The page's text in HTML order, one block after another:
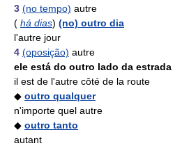
3 (no tempo) autre
( há dias) (no) outro dia
l'autre jour
4 (oposição) autre
ele está do outro lado da estrada
il est de l'autre côté de la route
◆ outro qualquer
n'importe quel autre
◆ outro tanto
autant